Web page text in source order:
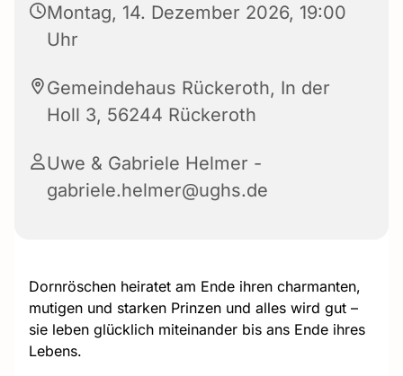
Montag, 14. Dezember 2026, 19:00
Uhr
Gemeindehaus Rückeroth, In der
Holl 3, 56244 Rückeroth
Uwe & Gabriele Helmer -
gabriele.helmer@ughs.de
Dornröschen heiratet am Ende ihren charmanten,
mutigen und starken Prinzen und alles wird gut –
sie leben glücklich miteinander bis ans Ende ihres
Lebens.